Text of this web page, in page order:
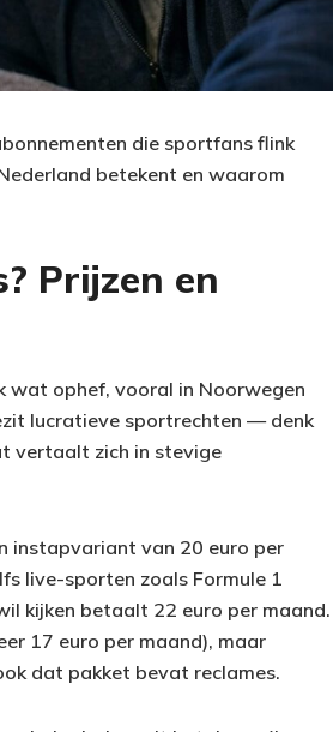
die sportfans flink
betekent en waarom
Prijzen en
wat ophef, vooral in Noorwegen
lucratieve sportrechten — denk
vertaalt zich in stevige
instapvariant van 20 euro per
live-sporten zoals Formule 1
kijken betaalt 22 euro per maand.
17 euro per maand), maar
dat pakket bevat reclames.